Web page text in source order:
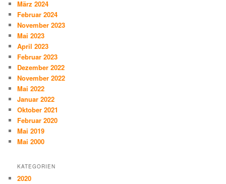
März 2024
Februar 2024
November 2023
Mai 2023
April 2023
Februar 2023
Dezember 2022
November 2022
Mai 2022
Januar 2022
Oktober 2021
Februar 2020
Mai 2019
Mai 2000
KATEGORIEN
2020